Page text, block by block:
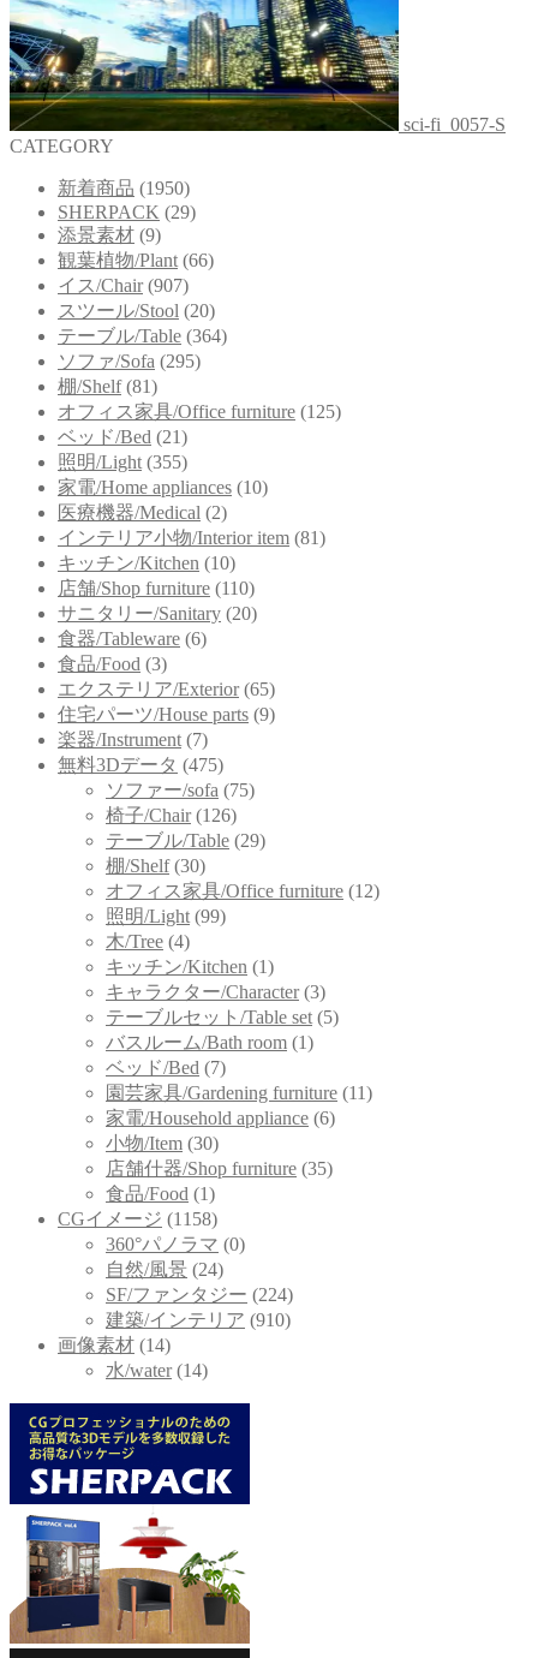
sci-fi_0057-S
CATEGORY
新着商品 (1950)
SHERPACK (29)
添景素材 (9)
観葉植物/Plant (66)
イス/Chair (907)
スツール/Stool (20)
テーブル/Table (364)
ソファ/Sofa (295)
棚/Shelf (81)
オフィス家具/Office furniture (125)
ベッド/Bed (21)
照明/Light (355)
家電/Home appliances (10)
医療機器/Medical (2)
インテリア小物/Interior item (81)
キッチン/Kitchen (10)
店舗/Shop furniture (110)
サニタリー/Sanitary (20)
食器/Tableware (6)
食品/Food (3)
エクステリア/Exterior (65)
住宅パーツ/House parts (9)
楽器/Instrument (7)
無料3Dデータ (475)
ソファー/sofa (75)
椅子/Chair (126)
テーブル/Table (29)
棚/Shelf (30)
オフィス家具/Office furniture (12)
照明/Light (99)
木/Tree (4)
キッチン/Kitchen (1)
キャラクター/Character (3)
テーブルセット/Table set (5)
バスルーム/Bath room (1)
ベッド/Bed (7)
園芸家具/Gardening furniture (11)
家電/Household appliance (6)
小物/Item (30)
店舗什器/Shop furniture (35)
食品/Food (1)
CGイメージ (1158)
360°パノラマ (0)
自然/風景 (24)
SF/ファンタジー (224)
建築/インテリア (910)
画像素材 (14)
水/water (14)